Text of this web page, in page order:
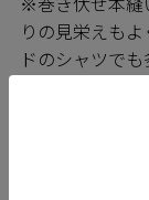
りの見栄えも
ドのシャツで
沖縄は亜熱帯
温暖な気候で